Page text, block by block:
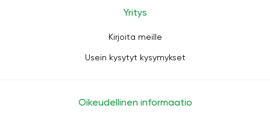
Yritys
Kirjoita meille
Usein kysytyt kysymykset
Oikeudellinen informaatio